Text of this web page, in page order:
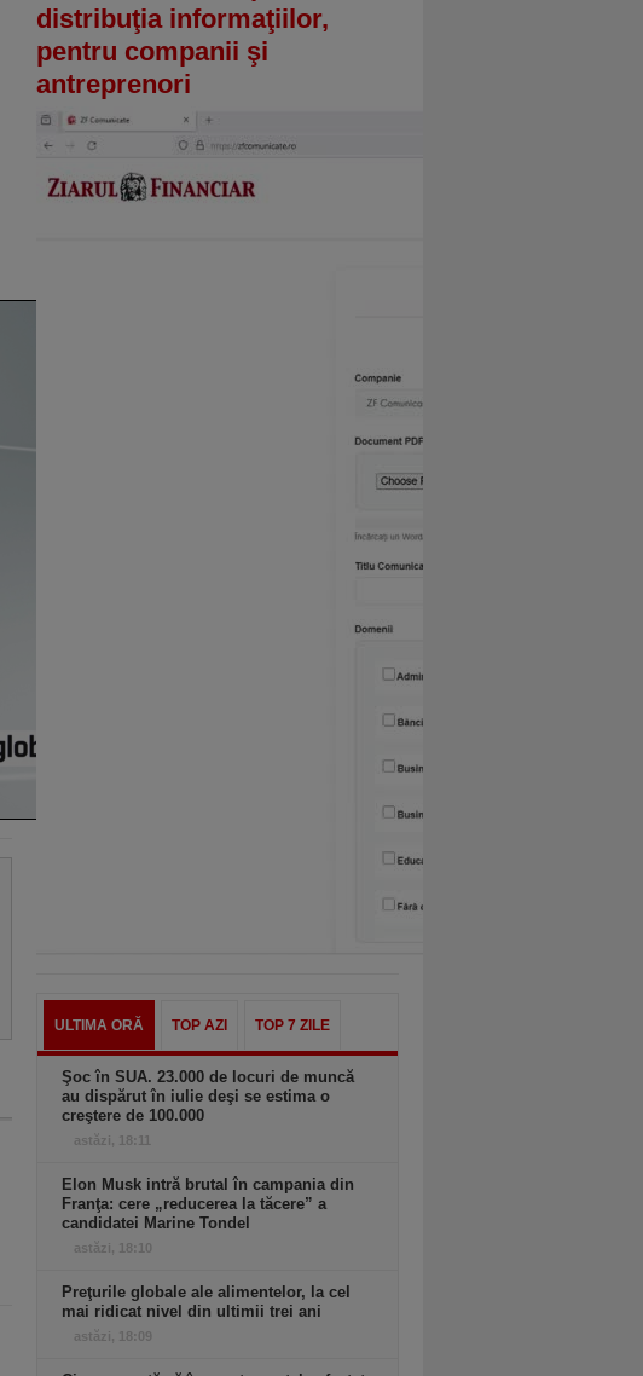
distribuţia informaţiilor,
pentru companii şi
antreprenori
ULTIMA ORĂ TOP AZI TOP 7 ZILE
Şoc în SUA. 23.000 de locuri de muncă
au dispărut în iulie deşi se estima o
creştere de 100.000
astăzi, 18:11
Elon Musk intră brutal în campania din
Franţa: cere „reducerea la tăcere” a
candidatei Marine Tondel
astăzi, 18:10
Preţurile globale ale alimentelor, la cel
mai ridicat nivel din ultimii trei ani
astăzi, 18:09